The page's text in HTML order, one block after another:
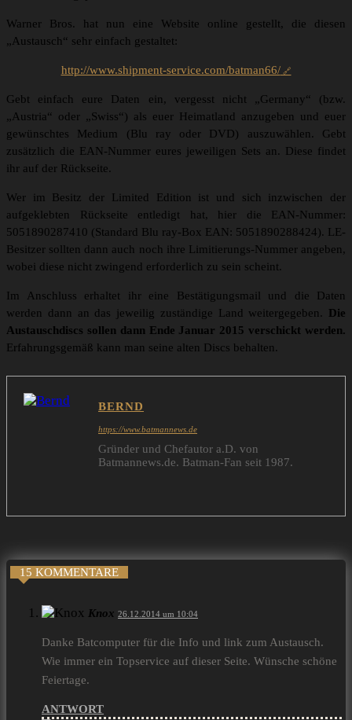
Warner Bros. hat nun eine Website online gestellt, die diesen
„Austausch“ sehr einfach gestaltet:
http://www.shipment-service.com/batman66/
Gebt einfach eure Daten ein, vergesst nicht „Germany“ (bzw.
„Austria“ oder „Swiss“) als euer Heimatland anzugeben und euer
gewünschtes Medium (Blu ray oder DVD) auszuwählen. Gebt
zusätzlich die EAN-Nummer eures jeweiligen Sets an. Diese findet
ihr auf der Rückseite.
Wer im Besitz der Limited Edition ist und sich inzwischen der
aufgeklebten Rückseite entledigt hat, hier die EAN-Nummer:
5051890287410 (Standard Blu ray-Box EAN: 5051890288424). LE-
Besitzer sollten dann auch noch ihre Limitierungs-Nummer angeben,
wobei diese nicht zwingend erforderlich zu sein scheint.
Im Anschluss erhaltet ihr eine Bestätigungsmail und die Daten
werden dann an das jeweilig zuständige Land weitergegeben. Die
Austauschdiscs sollen dann Ende Januar 2015 verschickt werden.
Erfahrungsgemäß kann man seine alten Discs behalten.
BERND
https://www.batmannews.de
Gründer und Chefautor a.D. von
Batmannews.de. Batman-Fan seit 1987.
15 KOMMENTARE
Knox 26.12.2014 um 10:04
Danke Batcomputer für die Info und link zum Austausch.
Wie immer ein Topservice auf dieser Seite. Wünsche schöne
Feiertage.
ANTWORT